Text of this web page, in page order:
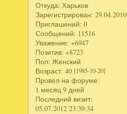
Откуда: Харьков
Зарегистрирован: 29.04.2010
Приглашений: 0
Сообщений: 11516
Уважение: +6947
Позитив: +8723
Пол: Женский
Возраст: 40 [1985-10-20]
Провел на форуме:
1 месяц 9 дней
Последний визит:
05.07.2012 23:39:34